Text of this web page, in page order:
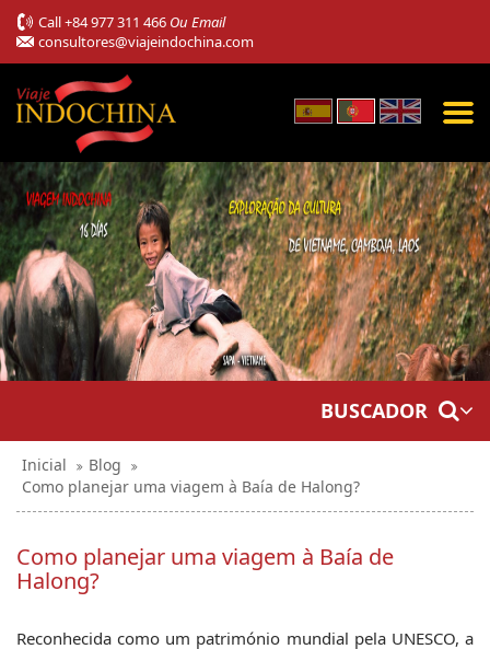
Call+84 977 311 466 Ou Email
consultores@viajeindochina.com
BUSCADOR
Inicial
Blog
Como planejar uma viagem à Baía de Halong?
Como planejar uma viagem à Baía de
Halong?